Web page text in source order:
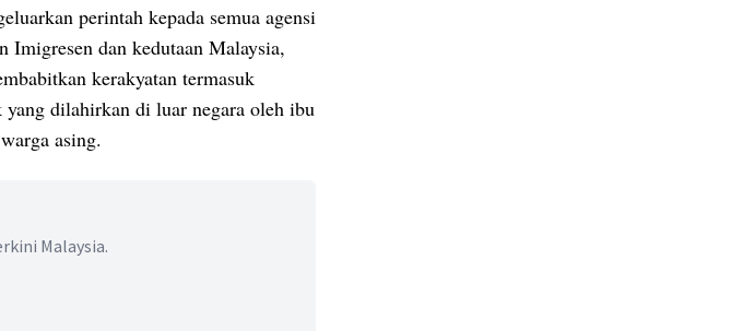
perintah kepada semua agensi
Imigresen dan kedutaan Malaysia,
kerakyatan termasuk
yang dilahirkan di luar negara oleh ibu
asing.
Malaysia.